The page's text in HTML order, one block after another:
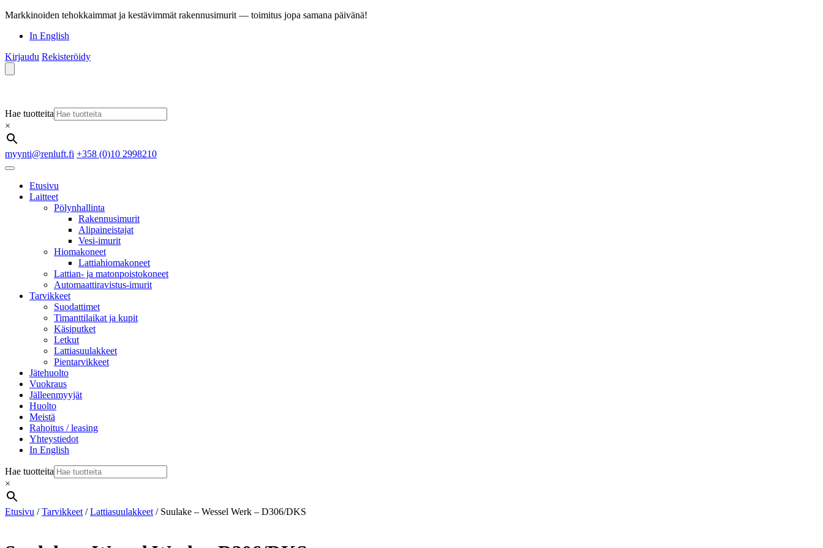
Markkinoiden tehokkaimmat ja kestävimmät rakennusimurit — toimitus jopa samana päivänä!
In English
Kirjaudu Rekisteröidy
Hae tuotteita
×
myynti@renluft.fi +358 (0)10 2998210
Etusivu
Laitteet
Pölynhallinta
Rakennusimurit
Alipaineistajat
Vesi-imurit
Hiomakoneet
Lattiahiomakoneet
Lattian- ja matonpoistokoneet
Automaattiravistus-imurit
Tarvikkeet
Suodattimet
Timanttilaikat ja kupit
Käsiputket
Letkut
Lattiasuulakkeet
Pientarvikkeet
Jätehuolto
Vuokraus
Jälleenmyyjät
Huolto
Meistä
Rahoitus / leasing
Yhteystiedot
In English
Hae tuotteita
×
Etusivu /Tarvikkeet /Lattiasuulakkeet / Suulake – Wessel Werk – D306/DKS